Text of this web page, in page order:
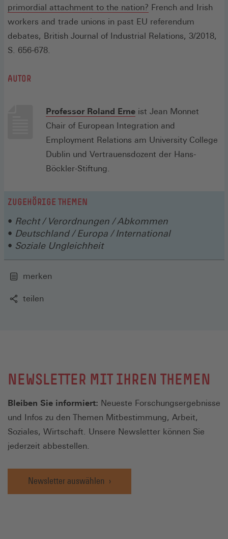
Fenster)
primordial attachment to the nation? (Öffnet
in
einem
French and Irish
workers and trade unions in past EU referendum
debates, British Journal of Industrial Relations, 3/2018,
S. 656-678.
AUTOR
Professor Roland Erne(Öffnet
in
einem
neuen
ist Jean Monnet
Chair of European Integration and
Employment Relations am University College
Dublin und Vertrauensdozent der Hans-
Böckler-Stiftung.
ZUGEHÖRIGE THEMEN
Recht / Verordnungen / Abkommen
Deutschland / Europa / International
Soziale Ungleichheit
merken
teilen
NEWSLETTER MIT IHREN THEMEN
Bleiben Sie informiert: Neueste Forschungsergebnisse
und Infos zu den Themen Mitbestimmung, Arbeit,
Soziales, Wirtschaft. Unsere Newsletter können Sie
jederzeit abbestellen.
Newsletter auswählen